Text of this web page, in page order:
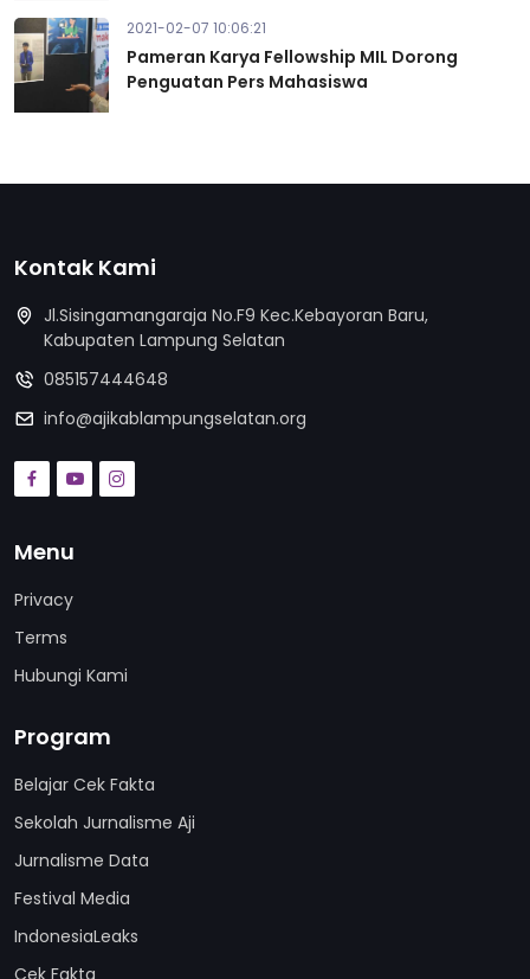
2021-02-07 10:06:21
Pameran Karya Fellowship MIL Dorong
Penguatan Pers Mahasiswa
Kontak Kami
Jl.Sisingamangaraja No.F9 Kec.Kebayoran Baru,
Kabupaten Lampung Selatan
085157444648
info@ajikablampungselatan.org
Menu
Privacy
Terms
Hubungi Kami
Program
Belajar Cek Fakta
Sekolah Jurnalisme Aji
Jurnalisme Data
Festival Media
IndonesiaLeaks
Cek Fakta